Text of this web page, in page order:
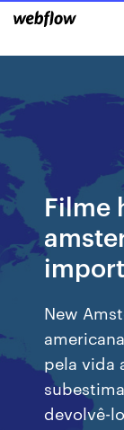
Filme
New
pela vida
devolvê-